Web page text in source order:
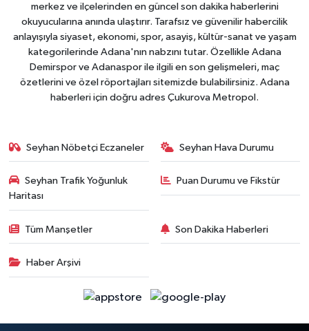
merkez ve ilçelerinden en güncel son dakika haberlerini
okuyucularına anında ulaştırır. Tarafsız ve güvenilir habercilik
anlayışıyla siyaset, ekonomi, spor, asayiş, kültür-sanat ve yaşam
kategorilerinde Adana'nın nabzını tutar. Özellikle Adana
Demirspor ve Adanaspor ile ilgili en son gelişmeleri, maç
özetlerini ve özel röportajları sitemizde bulabilirsiniz. Adana
haberleri için doğru adres Çukurova Metropol.
Seyhan Nöbetçi Eczaneler Seyhan Hava Durumu
Seyhan Trafik Yoğunluk
Haritası
Puan Durumu ve Fikstür
Tüm Manşetler Son Dakika Haberleri
Haber Arşivi